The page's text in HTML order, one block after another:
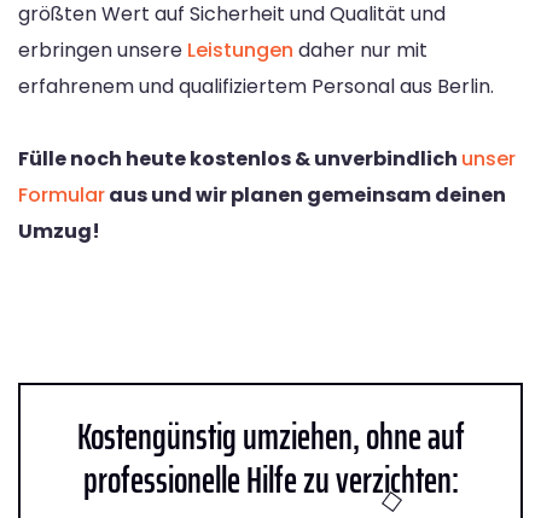
größten Wert auf Sicherheit und Qualität und
erbringen unsere Leistungen daher nur mit
erfahrenem und qualifiziertem Personal aus Berlin.
Fülle noch heute kostenlos & unverbindlich unser
Formularaus und wir planen gemeinsam deinen
Umzug!
Kostengünstig umziehen, ohne auf
professionelle Hilfe zu verzichten: